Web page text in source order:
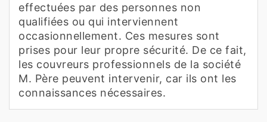
effectuées par des personnes non
qualifiées ou qui interviennent
occasionnellement. Ces mesures sont
prises pour leur propre sécurité. De ce fait,
les couvreurs professionnels de la société
M. Père peuvent intervenir, car ils ont les
connaissances nécessaires.